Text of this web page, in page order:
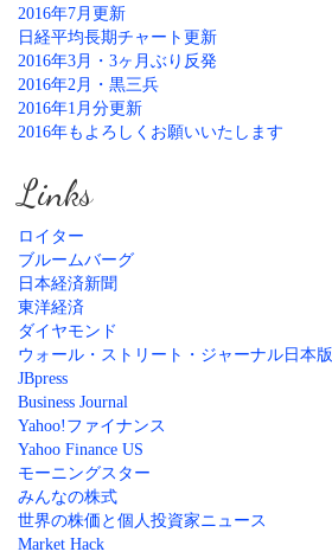
2016年7月更新
日経平均長期チャート更新
2016年3月・3ヶ月ぶり反発
2016年2月・黒三兵
2016年1月分更新
2016年もよろしくお願いいたします
Links
ロイター
ブルームバーグ
日本経済新聞
東洋経済
ダイヤモンド
ウォール・ストリート・ジャーナル日本版
JBpress
Business Journal
Yahoo!ファイナンス
Yahoo Finance US
モーニングスター
みんなの株式
世界の株価と個人投資家ニュース
Market Hack